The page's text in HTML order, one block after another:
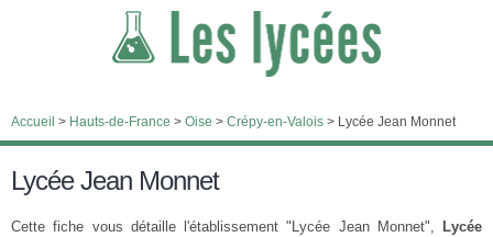
Accueil > Hauts-de-France > Oise > Crépy-en-Valois > Lycée Jean Monnet
Lycée Jean Monnet
Cette fiche vous détaille l'établissement "Lycée Jean Monnet",
Lycée